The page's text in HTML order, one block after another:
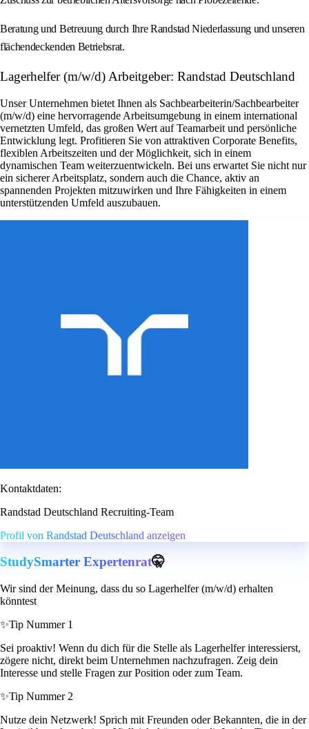
Beratung und Betreuung durch Ihre Randstad Niederlassung und unseren
flächendeckenden Betriebsrat.
Lagerhelfer (m/w/d) Arbeitgeber: Randstad Deutschland
Unser Unternehmen bietet Ihnen als Sachbearbeiterin/Sachbearbeiter
(m/w/d) eine hervorragende Arbeitsumgebung in einem international
vernetzten Umfeld, das großen Wert auf Teamarbeit und persönliche
Entwicklung legt. Profitieren Sie von attraktiven Corporate Benefits,
flexiblen Arbeitszeiten und der Möglichkeit, sich in einem
dynamischen Team weiterzuentwickeln. Bei uns erwartet Sie nicht nur
ein sicherer Arbeitsplatz, sondern auch die Chance, aktiv an
spannenden Projekten mitzuwirken und Ihre Fähigkeiten in einem
unterstützenden Umfeld auszubauen.
Kontaktdaten:
Randstad Deutschland Recruiting-Team
Profil von Randstad Deutschland anzeigen
StudySmarter Expertenrat🤫
Wir sind der Meinung, dass du so Lagerhelfer (m/w/d) erhalten
könntest
✨Tip Nummer 1
Sei proaktiv! Wenn du dich für die Stelle als Lagerhelfer interessierst,
zögere nicht, direkt beim Unternehmen nachzufragen. Zeig dein
Interesse und stelle Fragen zur Position oder zum Team.
✨Tip Nummer 2
Nutze dein Netzwerk! Sprich mit Freunden oder Bekannten, die in der